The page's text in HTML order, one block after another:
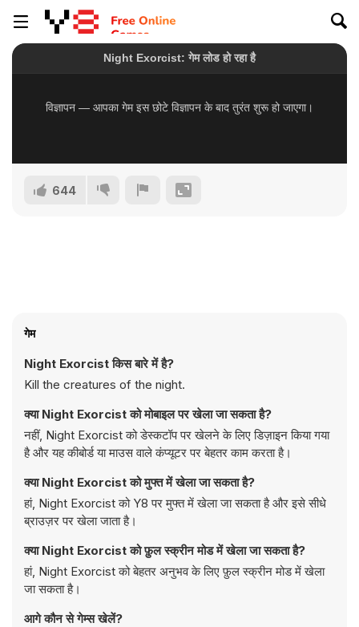
644
गेम
Night Exorcist किस बारे में है?
Kill the creatures of the night.
क्या Night Exorcist को मोबाइल पर खेला जा सकता है?
नहीं, Night Exorcist को डेस्कटॉप पर खेलने के लिए डिज़ाइन किया गया
है और यह कीबोर्ड या माउस वाले कंप्यूटर पर बेहतर काम करता है।
क्या Night Exorcist को मुफ्त में खेला जा सकता है?
हां, Night Exorcist को Y8 पर मुफ्त में खेला जा सकता है और इसे सीधे
ब्राउज़र पर खेला जाता है।
क्या Night Exorcist को फ़ुल स्क्रीन मोड में खेला जा सकता है?
हां, Night Exorcist को बेहतर अनुभव के लिए फ़ुल स्क्रीन मोड में खेला
जा सकता है।
आगे कौन से गेम्स खेलें?